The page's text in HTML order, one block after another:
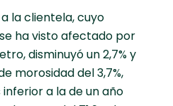
la clientela, cuyo
ha visto afectado por
disminuyó un 2,7% y
morosidad del 3,7%,
a la de un año